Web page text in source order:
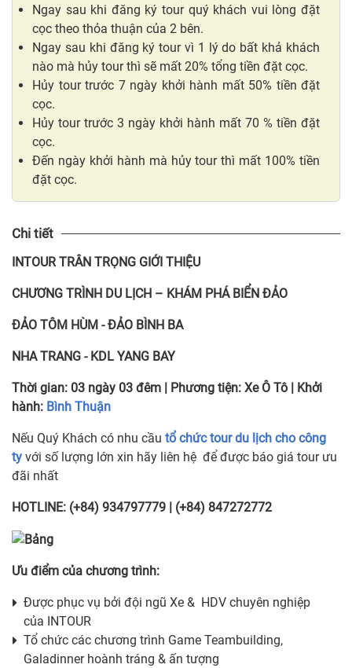
Ngay sau khi đăng ký tour quý khách vui lòng đặt
cọc theo thỏa thuận của 2 bên.
Ngay sau khi đăng ký tour vì 1 lý do bất khả khách
nào mà hủy tour thì sẽ mất 20% tổng tiền đặt cọc.
Hủy tour trước 7 ngày khởi hành mất 50% tiền đặt
cọc.
Hủy tour trước 3 ngày khởi hành mất 70 % tiền đặt
cọc.
Đến ngày khởi hành mà hủy tour thì mất 100% tiền
đặt cọc.
Chi tiết
INTOUR TRÂN TRỌNG GIỚI THIỆU
CHƯƠNG TRÌNH DU LỊCH – KHÁM PHÁ BIỂN ĐẢO
ĐẢO TÔM HÙM - ĐẢO BÌNH BA
NHA TRANG - KDL YANG BAY
Thời gian: 03 ngày 03 đêm | Phương tiện: Xe Ô Tô | Khởi
hành: Bình Thuận
Nếu Quý Khách có nhu cầu tổ chức tour du lịch cho công
ty với số lượng lớn xin hãy liên hệ để được báo giá tour ưu
đãi nhất
HOTLINE: (+84) 934797779 | (+84) 847272772
Ưu điểm của chương trình:
Được phục vụ bởi đội ngũ Xe & HDV chuyên nghiệp
của INTOUR
Tổ chức các chương trình Game Teambuilding,
Galadinner hoành tráng & ấn tượng